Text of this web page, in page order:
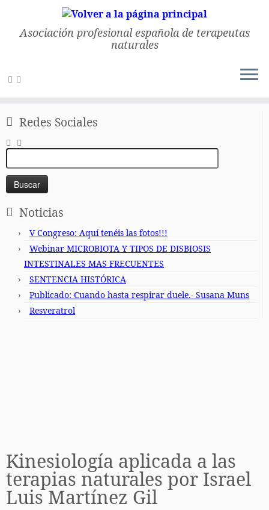
Asociación profesional española de terapeutas
naturales
Inicio
Redes Sociales
Buscar:
Noticias
V Congreso: Aquí tenéis las fotos!!!
Webinar MICROBIOTA Y TIPOS DE DISBIOSIS
INTESTINALES MAS FRECUENTES
SENTENCIA HISTÓRICA
Publicado: Cuando hasta respirar duele.- Susana Muns
Resveratrol
Kinesiología aplicada a las
terapias naturales por Israel
Luis Martínez Gil